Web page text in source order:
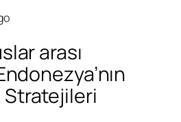
arası
Stratejileri